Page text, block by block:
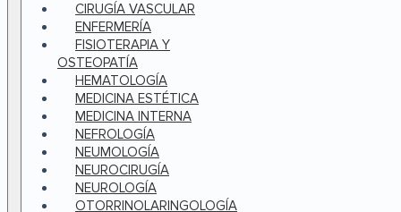
CIRUGÍA VASCULAR
ENFERMERÍA
FISIOTERAPIA Y
OSTEOPATÍA
HEMATOLOGÍA
MEDICINA ESTÉTICA
MEDICINA INTERNA
NEFROLOGÍA
NEUMOLOGÍA
NEUROCIRUGÍA
NEUROLOGÍA
OTORRINOLARINGOLOGÍA